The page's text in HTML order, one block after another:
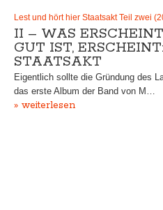
Lest und hört hier Staatsakt Teil zwei
II – WAS
GUT IST,
STAATSAKT
Eigentlich sollte die Gründung des
das erste Album der Band von M…
» weiterlesen